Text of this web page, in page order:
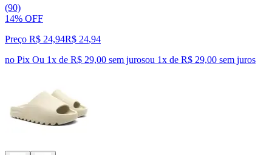
(90)
14% OFF
Preço R$ 24,94R$ 24,94
no Pix Ou 1x de R$ 29,00 sem jurosou 1x de R$ 29,00 sem juros